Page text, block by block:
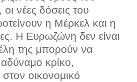
νέες δόσεις του
η Μέρκελ και η
Η Ευρωζώνη δεν είναι
της μπορούν να
κρίκο,
οικονομικό